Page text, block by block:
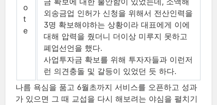
o
t
e
외송금업 인허가 신청을 위해서 전산인력을
3명 확보해야하는 상황이라 대표에게 이에
대해 압력을 줬더니 더이상 미루지 못하고
폐업선언을 했다.
사업투자금 확보를 위해 투자자들과 이런저
런 의견충돌 및 갈등이 있었던 듯 하다.
나름 욕심을 품고 6월초까지 서비스를 오픈하고 성과
가 있으면 그 때 교섭을 다시 해보려는 야심을 펼치기